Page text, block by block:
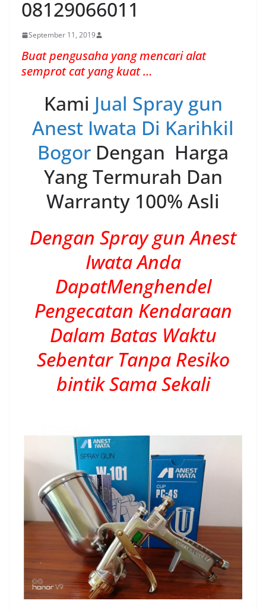
08129066011
September 11, 2019
Buat pengusaha yang mencari alat
semprot cat yang kuat …
Kami Jual Spray gun
Anest Iwata Di Karihkil
Bogor Dengan Harga
Yang Termurah Dan
Warranty 100% Asli
Dengan Spray gun Anest
Iwata Anda
DapatMenghendel
Pengecatan Kendaraan
Dalam Batas Waktu
Sebentar Tanpa Resiko
bintik Sama Sekali